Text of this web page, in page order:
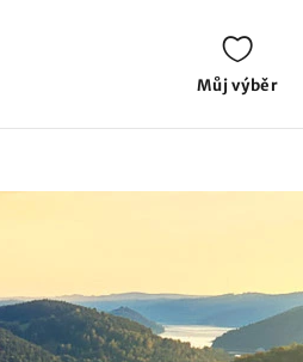
Můj výběr